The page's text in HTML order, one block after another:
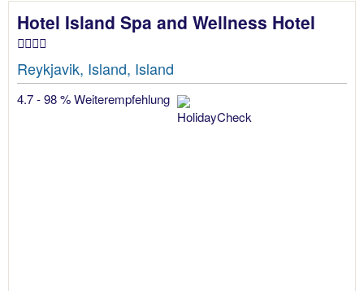
Hotel Island Spa and Wellness Hotel
Reykjavik, Island, Island
4.7 - 98 % Weiterempfehlung